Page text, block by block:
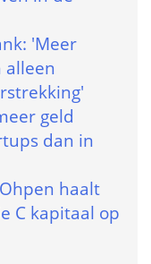
'Meer
alleen
geld
dan in
haalt
C kapitaal op